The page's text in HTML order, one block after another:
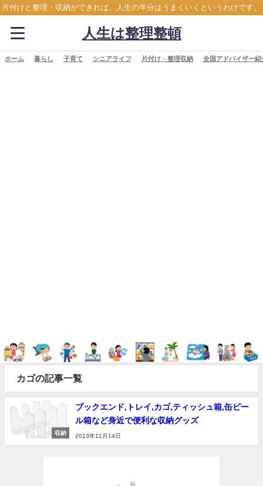
片付けと整理・収納ができれば、人生の半分はうまくいくというわけです。
人生は整理整頓
ホーム 暮らし 子育て シニアライフ 片付け・整理収納 全国アドバイザー紹
カゴの記事一覧
収納
ブックエンド,トレイ,カゴ,ティッシュ箱,缶ビー
ル箱など身近で便利な収納グッズ
2013年11月14日